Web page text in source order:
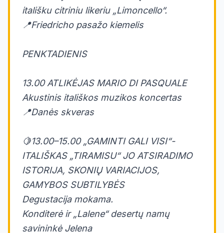
itališku citriniu likeriu „Limoncello“.
📍Friedricho pasažo kiemelis
PENKTADIENIS
13.00 ATLIKĖJAS MARIO DI PASQUALE
Akustinis itališkos muzikos koncertas
📍Danės skveras
🍋13.00–15.00 „GAMINTI GALI VISI“-
ITALIŠKAS „TIRAMISU“ JO ATSIRADIMO
ISTORIJA, SKONIŲ VARIACIJOS,
GAMYBOS SUBTILYBĖS
Degustacija mokama.
Konditerė ir „Lalene“ desertų namų
savininkė Jelena